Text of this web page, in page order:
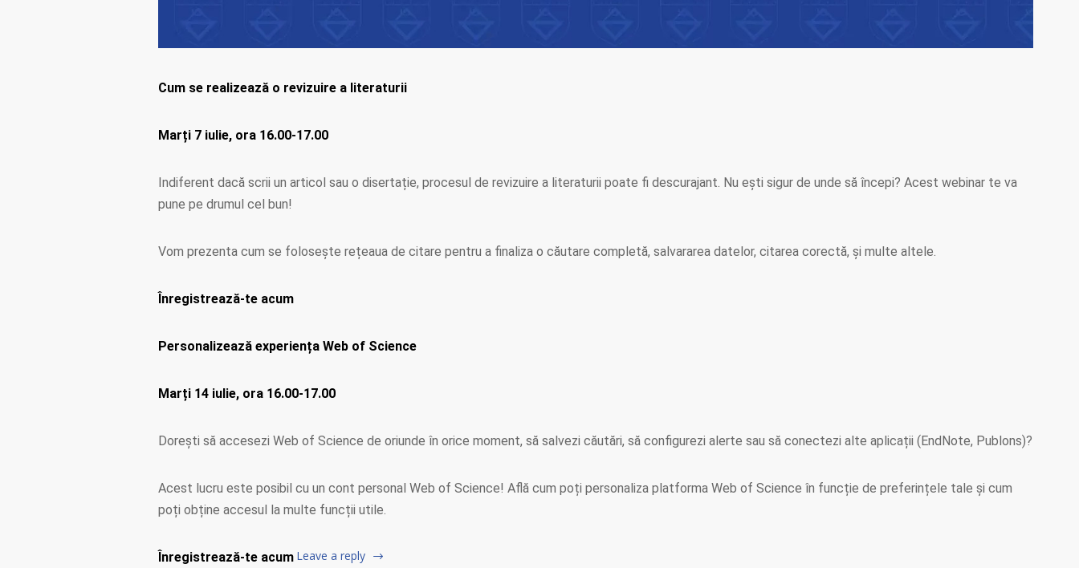
Cum se realizează o revizuire a literaturii
Marți 7 iulie, ora 16.00-17.00
Indiferent dacă scrii un articol sau o disertație, procesul de revizuire a literaturii poate fi descurajant. Nu ești sigur de unde să începi? Acest webinar te va
pune pe drumul cel bun!
Vom prezenta cum se folosește rețeaua de citare pentru a finaliza o căutare completă, salvararea datelor, citarea corectă, și multe altele.
Înregistrează-te acum
Personalizează experiența Web of Science
Marți 14 iulie, ora 16.00-17.00
Dorești să accesezi Web of Science de oriunde în orice moment, să salvezi căutări, să configurezi alerte sau să conectezi alte aplicații (EndNote, Publons)?
Acest lucru este posibil cu un cont personal Web of Science! Află cum poți personaliza platforma Web of Science în funcție de preferințele tale și cum
poți obține accesul la multe funcții utile.
Înregistrează-te acum Leave a reply